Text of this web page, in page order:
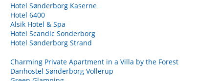
Hotel Sønderborg Kaserne
Hotel 6400
Alsik Hotel & Spa
Hotel Scandic Sonderborg
Hotel Sønderborg Strand
Charming Private Apartment in a Villa by the Forest
Danhostel Sønderborg Vollerup